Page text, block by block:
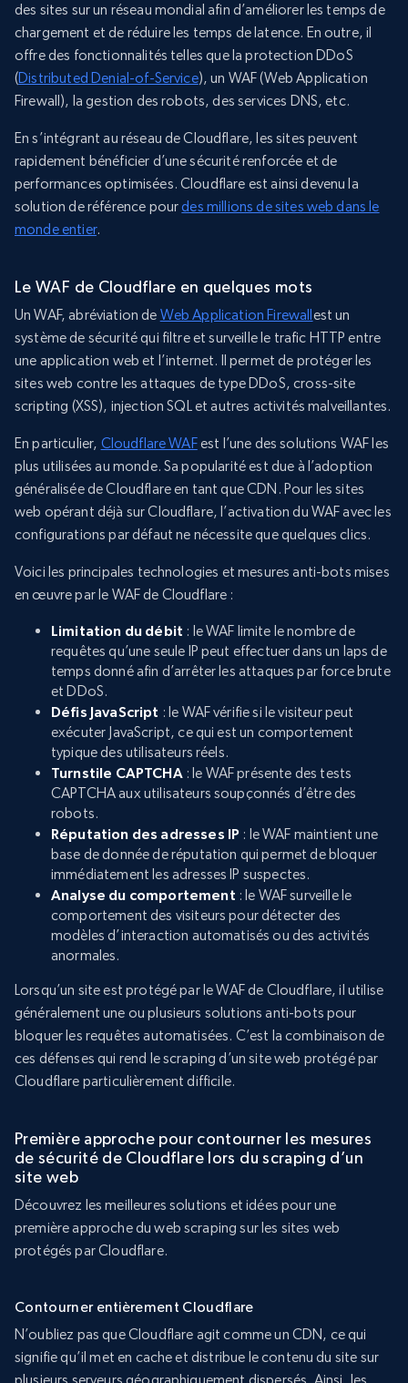
des sites sur un réseau mondial afin d’améliorer les temps de
chargement et de réduire les temps de latence. En outre, il
offre des fonctionnalités telles que la protection DDoS
(Distributed Denial-of-Service), un WAF (Web Application
Firewall), la gestion des robots, des services DNS, etc.
En s’intégrant au réseau de Cloudflare, les sites peuvent
rapidement bénéficier d’une sécurité renforcée et de
performances optimisées. Cloudflare est ainsi devenu la
solution de référence pourdes millions de sites web dans le
monde entier.
Le WAF de Cloudflare en quelques mots
Un WAF, abréviation de Web Application Firewall est un
système de sécurité qui filtre et surveille le trafic HTTP entre
une application web et l’internet. Il permet de protéger les
sites web contre les attaques de type DDoS, cross-site
scripting (XSS), injection SQL et autres activités malveillantes.
En particulier, Cloudflare WAFest l’une des solutions WAF les
plus utilisées au monde. Sa popularité est due à l’adoption
généralisée de Cloudflare en tant que CDN. Pour les sites
web opérant déjà sur Cloudflare, l’activation du WAF avec les
configurations par défaut ne nécessite que quelques clics.
Voici les principales technologies et mesures anti-bots mises
en œuvre par le WAF de Cloudflare :
Limitation du débit : le WAF limite le nombre de
requêtes qu’une seule IP peut effectuer dans un laps de
temps donné afin d’arrêter les attaques par force brute
et DDoS.
Défis JavaScript : le WAF vérifie si le visiteur peut
exécuter JavaScript, ce qui est un comportement
typique des utilisateurs réels.
Turnstile CAPTCHA: le WAF présente des tests
CAPTCHA aux utilisateurs soupçonnés d’être des
robots.
Réputation des adresses IP : le WAF maintient une
base de donnée de réputation qui permet de bloquer
immédiatement les adresses IP suspectes.
Analyse du comportement : le WAF surveille le
comportement des visiteurs pour détecter des
modèles d’interaction automatisés ou des activités
anormales.
Lorsqu’un site est protégé par le WAF de Cloudflare, il utilise
généralement une ou plusieurs solutions anti-bots pour
bloquer les requêtes automatisées. C’est la combinaison de
ces défenses qui rend le scraping d’un site web protégé par
Cloudflare particulièrement difficile.
Première approche pour contourner les mesures
de sécurité de Cloudflare lors du scraping d’un
site web
Découvrez les meilleures solutions et idées pour une
première approche du web scraping sur les sites web
protégés par Cloudflare.
Contourner entièrement Cloudflare
N’oubliez pas que Cloudflare agit comme un CDN, ce qui
signifie qu’il met en cache et distribue le contenu du site sur